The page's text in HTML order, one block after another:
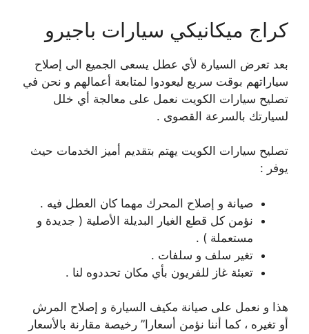
كراج ميكانيكي سيارات باجيرو
بعد تعرض السيارة لأي عطل يسعى الجميع الى إصلاح
سياراتهم بوقت سريع ليعودوا لمتابعة أعمالهم و نحن في
تصليح سيارات الكويت نعمل على معالجة أي خلل
لسيارتك بالسرعة القصوى .
تصليح سيارات الكويت يهتم بتقديم أميز الخدمات حيث
يوفر :
صيانة و إصلاح المحرك مهما كان العطل فيه .
نؤمن كل قطع الغيار البديلة الأصلية ( جديدة و
مستعملة ) .
تغير سلف و سلفات .
تعبئة غاز للفريون بأي مكان تحددوه لنا .
هذا و نعمل على صيانة مكيف السيارة و إصلاح المرش
أو تغيره ، كما أننا نؤمن أسعارا” رخيصة مقارنة بالأسعار